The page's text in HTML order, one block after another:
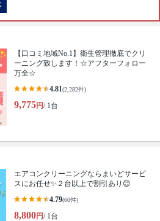
【口コミ地域No.1】衛生管理徹底でクリ
ーニング致します！☆アフターフォロー
万全☆
4.81(2,282件)
9,775円/ 1台
エアコンクリーニングならまいどサービ
スにお任せ✨２台以上で割引あり😊
4.79(60件)
8,800円/ 1台